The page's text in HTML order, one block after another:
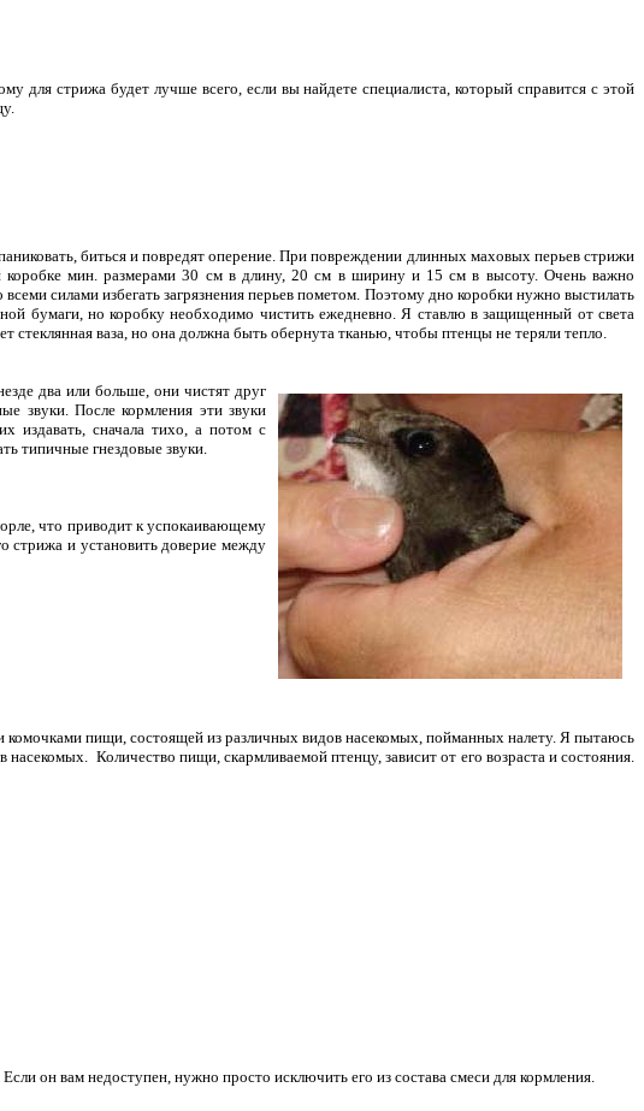
стрижа будет лучше всего, если вы найдете специалиста, который справится с этой
биться и повредят оперение. При повреждении длинных маховых перьев стрижи
коробке мин. размерами 30 см в длину, 20 см в ширину и 15 см в высоту. Очень важно
силами избегать загрязнения перьев пометом. Поэтому дно коробки нужно выстилать
бумаги, но коробку необходимо чистить ежедневно. Я ставлю в защищенный от света
стеклянная ваза, но она должна быть обернута тканью, чтобы птенцы не теряли тепло.
два или больше, они чистят друг
звуки. После кормления эти звуки
издавать, сначала тихо, а потом с
типичные гнездовые звуки.
что приводит к успокаивающему
стрижа и установить доверие между
пищи, состоящей из различных видов насекомых, пойманных налету. Я пытаюсь
Количество пищи, скармливаемой птенцу, зависит от его возраста и состояния.
он вам недоступен, нужно просто исключить его из состава смеси для кормления.